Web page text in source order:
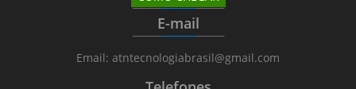
_______________________
E-mail
_______________________
Email: atntecnologiabrasil@gmail.com